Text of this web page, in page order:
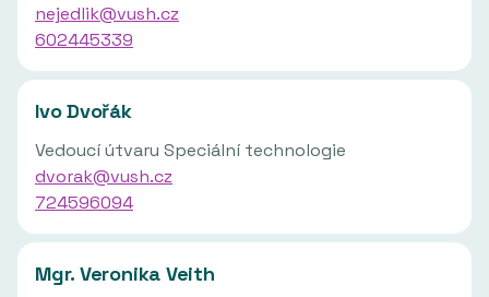
nejedlik@vush.cz
602445339
Ivo Dvořák
Vedoucí útvaru Speciální technologie
dvorak@vush.cz
724596094
Mgr. Veronika Veith